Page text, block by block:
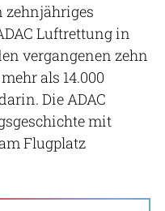
zehnjähriges
Luftrettung in
vergangenen zehn
als 14.000
Die ADAC
mit
Flugplatz